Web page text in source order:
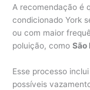
A recomendação é
condicionado York
ou com maior
poluição, comoSão
Esse processo
possíveis